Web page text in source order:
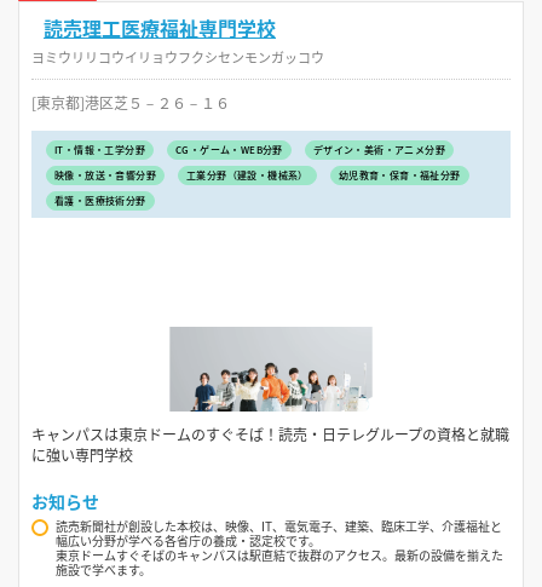
読売理工医療福祉専門学校
ヨミウリリコウイリョウフクシセンモンガッコウ
[東京都]港区芝５－２６－１６
IT・情報・工学分野 CG・ゲーム・WEB分野
デザイン・美術・アニメ分野
映像・放送・音響分野
工業分野（建設・機械系）
幼児教育・保育・福祉分野
看護・医療技術分野
キャンパスは東京ドームのすぐそば！読売・日テレグループの資格と就職
に強い専門学校
お知らせ
読売新聞社が創設した本校は、映像、IT、電気電子、建築、臨床工学、介護福祉と
幅広い分野が学べる各省庁の養成・認定校です。
東京ドームすぐそばのキャンパスは駅直結で抜群のアクセス。最新の設備を揃えた
施設で学べます。